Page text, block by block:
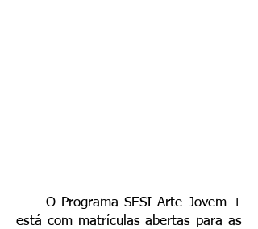
O Programa SESI Arte Jovem +
está com matrículas abertas para as